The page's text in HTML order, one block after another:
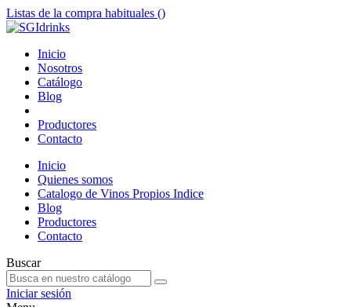
Listas de la compra habituales ()
Inicio
Nosotros
Catálogo
Blog
Productores
Contacto
Inicio
Quienes somos
Catalogo de Vinos Propios Indice
Blog
Productores
Contacto
Buscar
Iniciar sesión